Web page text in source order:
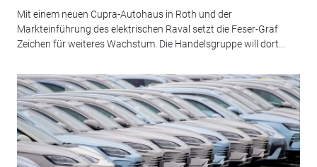
Mit einem neuen Cupra-Autohaus in Roth und der
Markteinführung des elektrischen Raval setzt die Feser-Graf
Zeichen für weiteres Wachstum. Die Handelsgruppe will dort...